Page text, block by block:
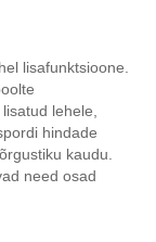
vastu 90
koertel
lisafunktsioone.
lehele,
hindade
kaudu.
need osad